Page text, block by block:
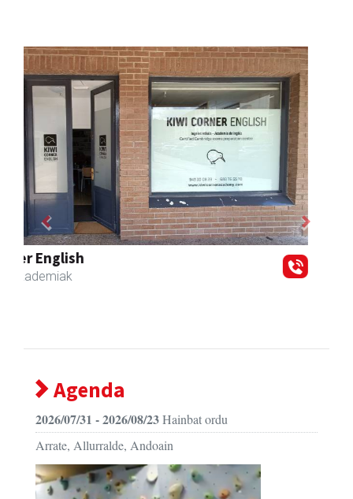
Mendi autoeskola
Andoain
Previous Next
Agenda
2026/07/31 - 2026/08/23Hainbat ordu
Arrate, Allurralde, Andoain